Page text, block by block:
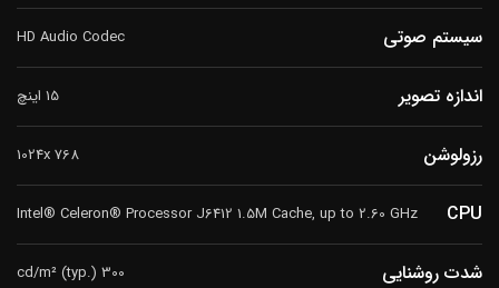
سیستم صوتی HD Audio Codec
اندازه تصویر 15 اینچ
رزولوشن 1024x 768
CPU
Intel® Celeron® Processor J6412 1.5M Cache, up to 2.60 GHz
شدت روشنایی cd/m² (typ.) 300